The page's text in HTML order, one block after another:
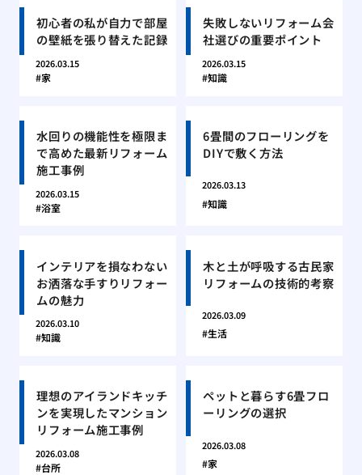
初心者の私が自力で部屋
の壁紙を張り替えた記録
2026.03.15
家
失敗しないリフォーム会
社選びの重要ポイント
2026.03.15
知識
水回りの機能性を極限ま
で高めた最新リフォーム
施工事例
2026.03.15
浴室
6畳間のフローリングを
DIYで敷く方法
2026.03.13
知識
インテリアを損なわない
お洒落な手すりリフォー
ムの魅力
2026.03.10
知識
木と土が呼吸する古民家
リフォームの技術的考察
2026.03.09
生活
理想のアイランドキッチ
ンを実現したマンション
リフォーム施工事例
2026.03.08
台所
ペットと暮らす6畳フロ
ーリングの選択
2026.03.08
家